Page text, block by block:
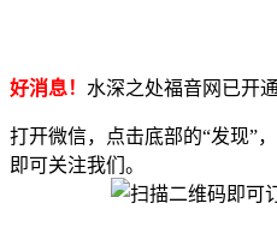
好消息！ 水深之处福音网已开通
打开微信，点击底部的“发现”
即可关注我们。